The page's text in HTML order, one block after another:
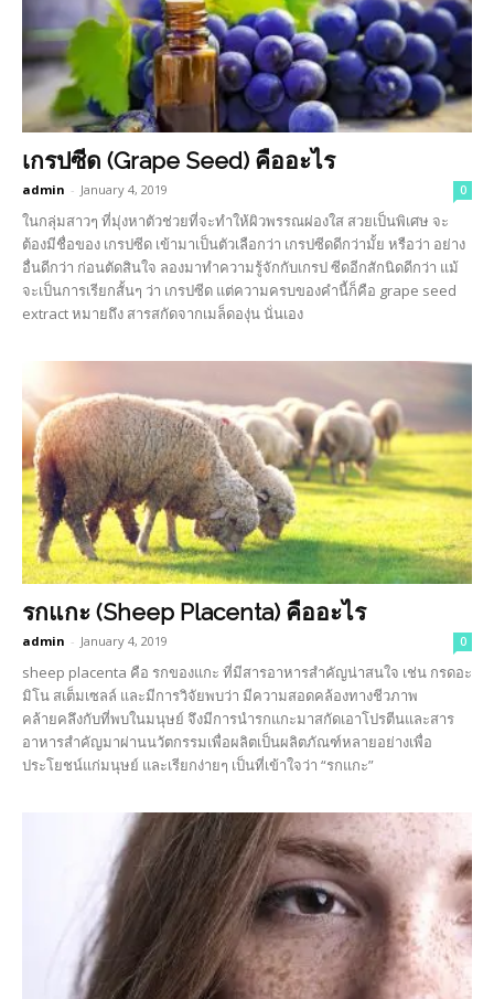
เกรปซีด (Grape Seed) คืออะไร
admin - January 4, 2019 0
ในกลุ่มสาวๆ ที่มุ่งหาตัวช่วยที่จะทำให้ผิวพรรณผ่องใส สวยเป็นพิเศษ จะ
ต้องมีชื่อของ เกรปซีด เข้ามาเป็นตัวเลือกว่า เกรปซีดดีกว่ามั้ย หรือว่า อย่าง
อื่นดีกว่า ก่อนตัดสินใจ ลองมาทำความรู้จักกับเกรป ซีดอีกสักนิดดีกว่า แม้
จะเป็นการเรียกสั้นๆ ว่า เกรปซีด แต่ความครบของคำนี้ก็คือ grape seed
extract หมายถึง สารสกัดจากเมล็ดองุ่น นั่นเอง
รกแกะ (Sheep Placenta) คืออะไร
admin - January 4, 2019 0
sheep placenta คือ รกของแกะ ที่มีสารอาหารสำคัญน่าสนใจ เช่น กรดอะ
มิโน สเต็มเซลล์ และมีการวิจัยพบว่า มีความสอดคล้องทางชีวภาพ
คล้ายคลึงกับที่พบในมนุษย์ จึงมีการนำรกแกะมาสกัดเอาโปรตีนและสาร
อาหารสำคัญมาผ่านนวัตกรรมเพื่อผลิตเป็นผลิตภัณฑ์หลายอย่างเพื่อ
ประโยชน์แก่มนุษย์ และเรียกง่ายๆ เป็นที่เข้าใจว่า “รกแกะ”